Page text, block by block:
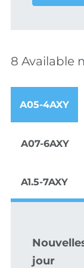
8 Available
A05-4AXY
A07-6AXY
A1.5-7AXY
jour